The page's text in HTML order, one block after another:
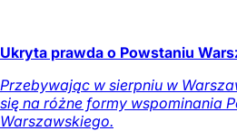
Ukryta prawda o Powstaniu
Przebywając w sierpniu w
się na różne formy wspominania
Warszawskiego.